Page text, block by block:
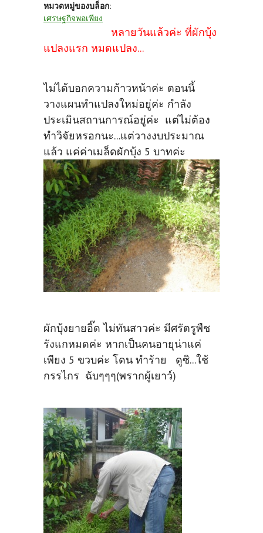
หมวดหมู่ของบล็อก:
เศรษฐกิจพอเพียง
หลายวันแล้วค่ะ ที่ผักบุ้ง
แปลงแรก หมดแปลง...
ไม่ได้บอกความก้าวหน้าค่ะ ตอนนี้
วางแผนทำแปลงใหม่อยู่ค่ะ กำลัง
ประเมินสถานการณ์อยู่ค่ะ แต่ไม่ต้อง
ทำวิจัยหรอกนะ...แต่วางงบประมาณ
แล้ว แค่ค่าเมล็ดผักบุ้ง 5 บาทค่ะ
ผักบุ้งยายอิ๊ด ไม่ทันสาวค่ะ มีศรัตรูพืช
รังแกหมดค่ะ หากเป็นคนอายุน่าแค่
เพียง 5 ขวบค่ะ โดน ทำร้าย ดูซิ...ใช้
กรรไกร ฉับๆๆๆ(พรากผู้เยาว์)